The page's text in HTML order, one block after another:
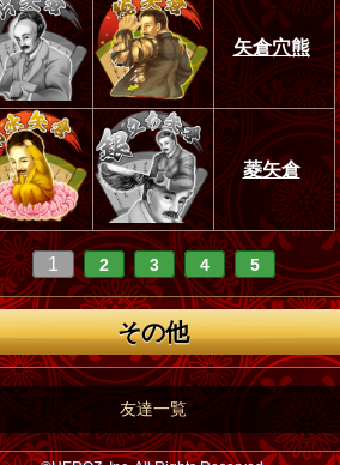
矢倉穴熊
菱矢倉
1 2 3 4 5
その他
友達一覧